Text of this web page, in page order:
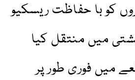
کو با حفاظت ریسکیو
میں منتقل کیا
میں فوری طور پر